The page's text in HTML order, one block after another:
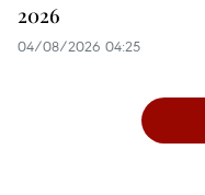
2026
04/08/2026 04:25